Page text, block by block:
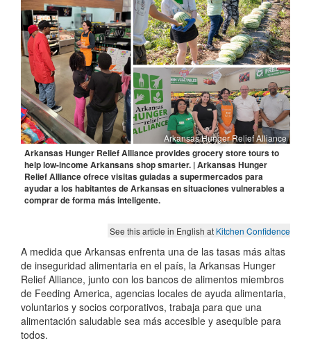
Arkansas Hunger Relief Alliance
Arkansas Hunger Relief Alliance provides grocery store tours to
help low-income Arkansans shop smarter. | Arkansas Hunger
Relief Alliance ofrece visitas guiadas a supermercados para
ayudar a los habitantes de Arkansas en situaciones vulnerables a
comprar de forma más inteligente.
See this article in English at Kitchen Confidence
A medida que Arkansas enfrenta una de las tasas más altas
de inseguridad alimentaria en el país, la Arkansas Hunger
Relief Alliance, junto con los bancos de alimentos miembros
de Feeding America, agencias locales de ayuda alimentaria,
voluntarios y socios corporativos, trabaja para que una
alimentación saludable sea más accesible y asequible para
todos.